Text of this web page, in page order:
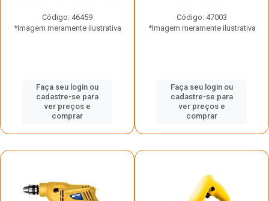
Código: 46459
*Imagem meramente ilustrativa
Faça seu login ou
cadastre-se para
ver preços e
comprar
Código: 47003
*Imagem meramente ilustrativa
Faça seu login ou
cadastre-se para
ver preços e
comprar